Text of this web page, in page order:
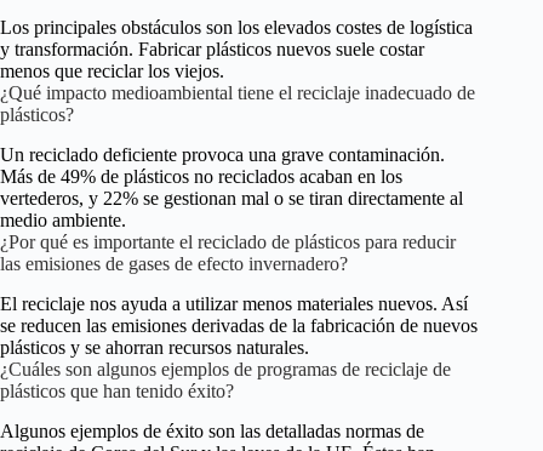
Los principales obstáculos son los elevados costes de logística
y transformación. Fabricar plásticos nuevos suele costar
menos que reciclar los viejos.
¿Qué impacto medioambiental tiene el reciclaje inadecuado de
plásticos?
Un reciclado deficiente provoca una grave contaminación.
Más de 49% de plásticos no reciclados acaban en los
vertederos, y 22% se gestionan mal o se tiran directamente al
medio ambiente.
¿Por qué es importante el reciclado de plásticos para reducir
las emisiones de gases de efecto invernadero?
El reciclaje nos ayuda a utilizar menos materiales nuevos. Así
se reducen las emisiones derivadas de la fabricación de nuevos
plásticos y se ahorran recursos naturales.
¿Cuáles son algunos ejemplos de programas de reciclaje de
plásticos que han tenido éxito?
Algunos ejemplos de éxito son las detalladas normas de